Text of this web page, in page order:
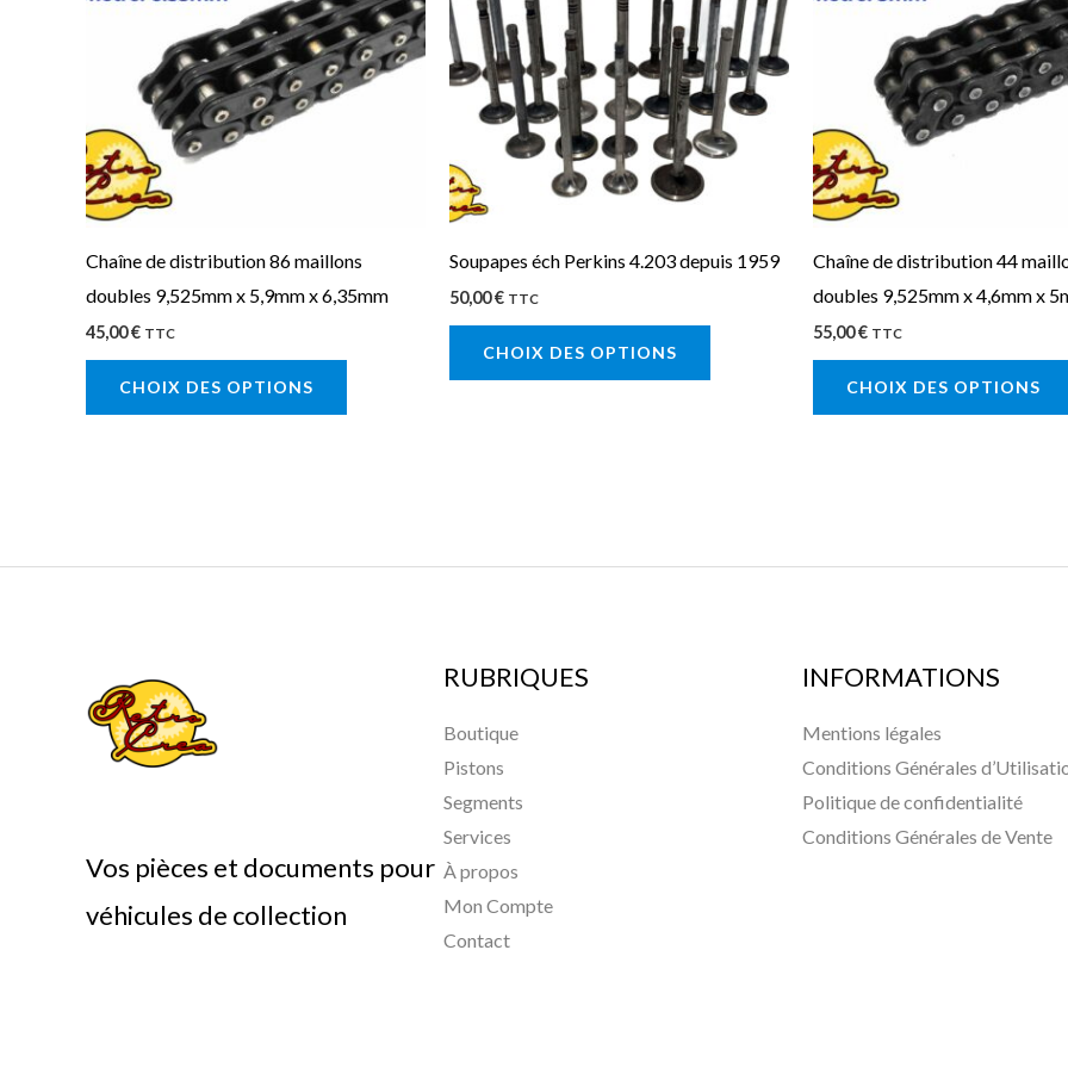
Chaîne de distribution 86 maillons
doubles 9,525mm x 5,9mm x 6,35mm
45,00€ TTC
CHOIX DES OPTIONS
plusieurs
variations.
Les
la
Soupapes éch Perkins 4.203 depuis 1959
50,00€ TTC
CHOIX DES OPTIONS
plusieurs
variations.
Les
options
peuvent
sur
Chaîne de distribution 44
doubles 9,525mm x 4,6mm x
55,00€ TTC
CHOIX DES OPTIONS
Vos pièces et documents pour
véhicules de collection
RUBRIQUES
Boutique
Pistons
Segments
Services
À propos
Mon Compte
Contact
INFORMATIONS
Mentions légales
Conditions Générales
Politique de confidentialité
Conditions Générales de Vente